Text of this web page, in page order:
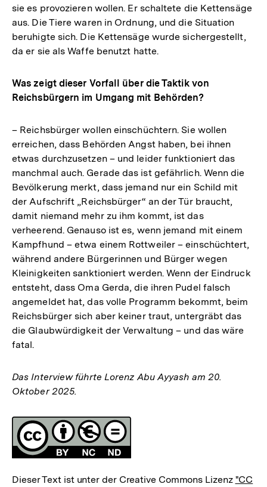
sie es provozieren wollen. Er schaltete die Kettensäge
aus. Die Tiere waren in Ordnung, und die Situation
beruhigte sich. Die Kettensäge wurde sichergestellt,
da er sie als Waffe benutzt hatte.
Was zeigt dieser Vorfall über die Taktik von
Reichsbürgern im Umgang mit Behörden?
– Reichsbürger wollen einschüchtern. Sie wollen
erreichen, dass Behörden Angst haben, bei ihnen
etwas durchzusetzen – und leider funktioniert das
manchmal auch. Gerade das ist gefährlich. Wenn die
Bevölkerung merkt, dass jemand nur ein Schild mit
der Aufschrift „Reichsbürger“ an der Tür braucht,
damit niemand mehr zu ihm kommt, ist das
verheerend. Genauso ist es, wenn jemand mit einem
Kampfhund – etwa einem Rottweiler – einschüchtert,
während andere Bürgerinnen und Bürger wegen
Kleinigkeiten sanktioniert werden. Wenn der Eindruck
entsteht, dass Oma Gerda, die ihren Pudel falsch
angemeldet hat, das volle Programm bekommt, beim
Reichsbürger sich aber keiner traut, untergräbt das
die Glaubwürdigkeit der Verwaltung – und das wäre
fatal.
Das Interview führte Lorenz Abu Ayyash am 20.
Oktober 2025.
Fussnoten
Lizenz
Dieser Text ist unter der Creative Commons Lizenz "CC